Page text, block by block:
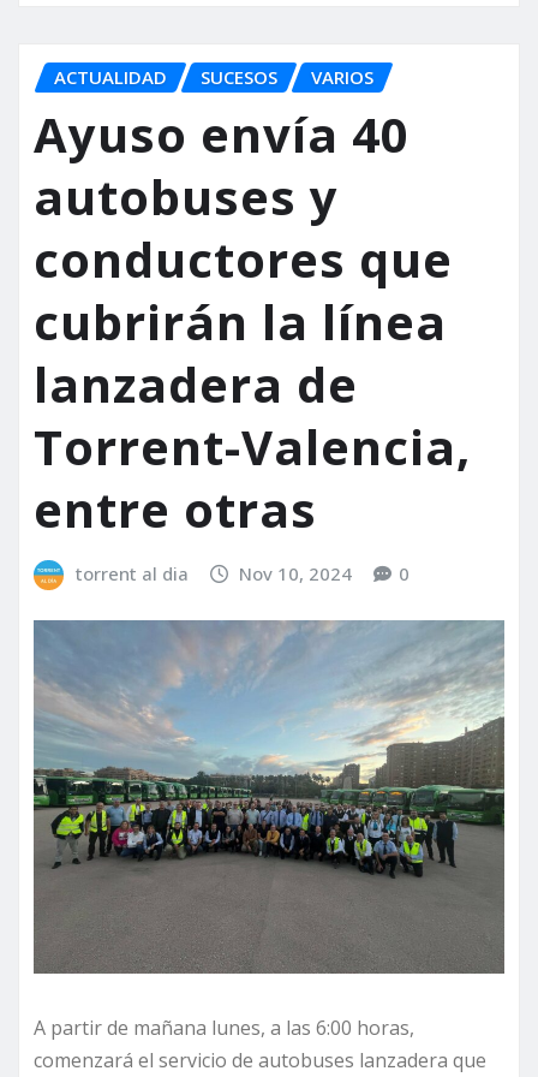
ACTUALIDAD SUCESOS VARIOS
Ayuso envía 40
autobuses y
conductores que
cubrirán la línea
lanzadera de
Torrent-Valencia,
entre otras
torrent al dia Nov 10, 2024 0
A partir de mañana lunes, a las 6:00 horas,
comenzará el servicio de autobuses lanzadera que